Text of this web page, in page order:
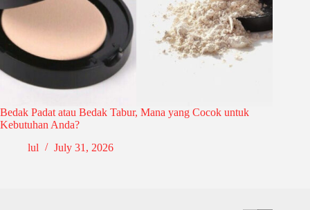
Bedak Padat atau Bedak Tabur, Mana yang Cocok untuk
Kebutuhan Anda?
lul
July 31, 2026